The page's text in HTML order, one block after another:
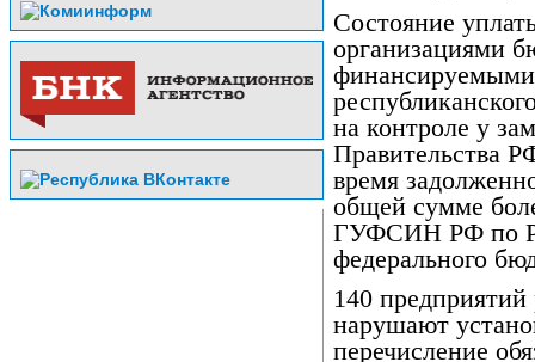
Состояние
организациями
финансируемыми
на контроле у
Правительства
время
общей сумме
ГУФСИН РФ по
федерального
140
нарушают
перечисление